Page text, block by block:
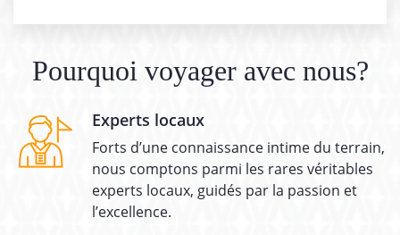
Pourquoi voyager avec nous?
Experts locaux
Forts d’une connaissance intime du terrain,
nous comptons parmi les rares véritables
experts locaux, guidés par la passion et
l’excellence.